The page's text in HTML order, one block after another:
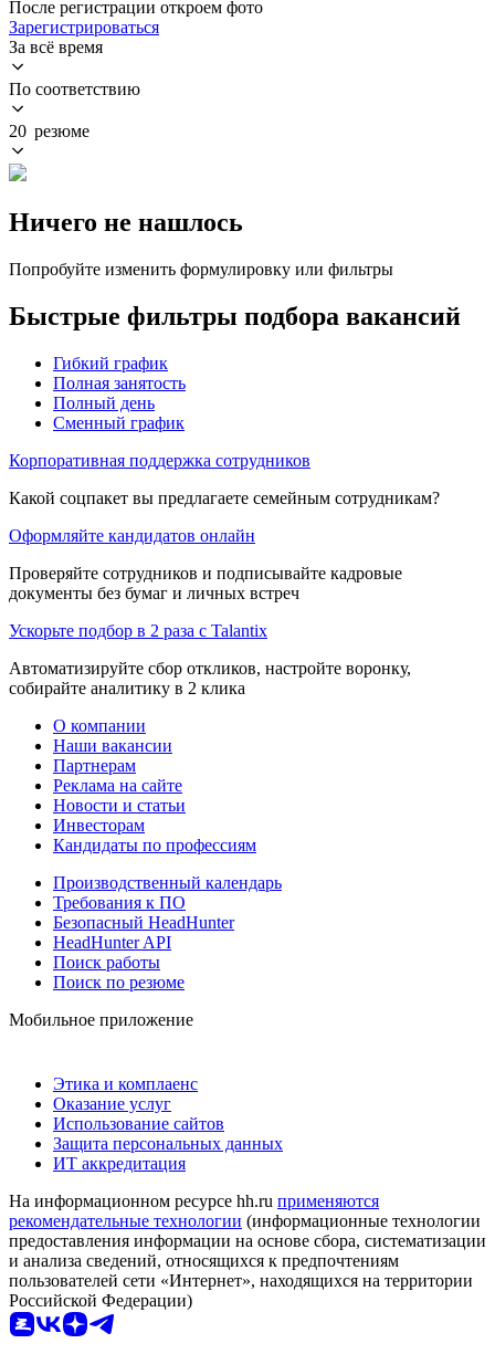
После регистрации откроем фото
Зарегистрироваться
За всё время
По соответствию
20 резюме
Ничего не нашлось
Попробуйте изменить формулировку или фильтры
Быстрые фильтры подбора вакансий
Гибкий график
Полная занятость
Полный день
Сменный график
Корпоративная поддержка сотрудников
Какой соцпакет вы предлагаете семейным сотрудникам?
Оформляйте кандидатов онлайн
Проверяйте сотрудников и подписывайте кадровые
документы без бумаг и личных встреч
Ускорьте подбор в 2 раза с Talantix
Автоматизируйте сбор откликов, настройте воронку,
собирайте аналитику в 2 клика
О компании
Наши вакансии
Партнерам
Реклама на сайте
Новости и статьи
Инвесторам
Кандидаты по профессиям
Производственный календарь
Требования к ПО
Безопасный HeadHunter
HeadHunter API
Поиск работы
Поиск по резюме
Мобильное приложение
Этика и комплаенс
Оказание услуг
Использование сайтов
Защита персональных данных
ИТ аккредитация
На информационном ресурсе hh.ru применяются
рекомендательные технологии (информационные технологии
предоставления информации на основе сбора, систематизации
и анализа сведений, относящихся к предпочтениям
пользователей сети «Интернет», находящихся на территории
Российской Федерации)